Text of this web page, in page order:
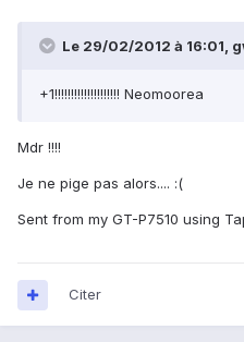
Le 29/02/2012 à 16:01,
+1!!!!!!!!!!!!!!!!!!!! Neomoorea
Mdr !!!!
Je ne pige pas alors.... :(
Sent from my GT-P7510 using
Citer